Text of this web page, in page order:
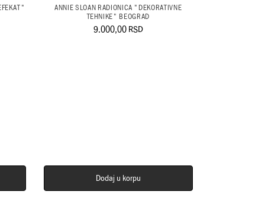
ANNIE SLOAN RADIONICA "DEKORATIVNE
TEHNIKE" BEOGRAD
9.000,00RSD
Dodaj u korpu